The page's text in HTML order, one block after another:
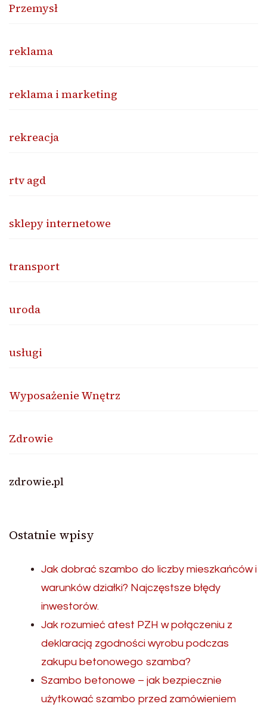
Przemysł
reklama
reklama i marketing
rekreacja
rtv agd
sklepy internetowe
transport
uroda
usługi
Wyposażenie Wnętrz
Zdrowie
zdrowie.pl
Ostatnie wpisy
Jak dobrać szambo do liczby mieszkańców i
warunków działki? Najczęstsze błędy
inwestorów.
Jak rozumieć atest PZH w połączeniu z
deklaracją zgodności wyrobu podczas
zakupu betonowego szamba?
Szambo betonowe – jak bezpiecznie
użytkować szambo przed zamówieniem